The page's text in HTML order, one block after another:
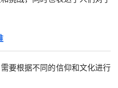
要根据不同的信仰和文化进行